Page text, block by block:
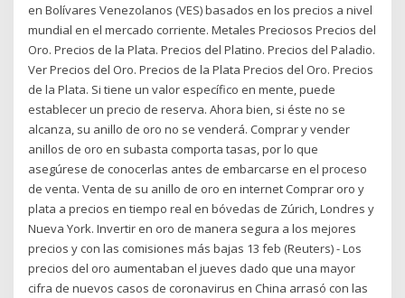
en Bolívares Venezolanos (VES) basados en los precios a nivel
mundial en el mercado corriente. Metales Preciosos Precios del
Oro. Precios de la Plata. Precios del Platino. Precios del Paladio.
Ver Precios del Oro. Precios de la Plata Precios del Oro. Precios
de la Plata. Si tiene un valor específico en mente, puede
establecer un precio de reserva. Ahora bien, si éste no se
alcanza, su anillo de oro no se venderá. Comprar y vender
anillos de oro en subasta comporta tasas, por lo que
asegúrese de conocerlas antes de embarcarse en el proceso
de venta. Venta de su anillo de oro en internet Comprar oro y
plata a precios en tiempo real en bóvedas de Zúrich, Londres y
Nueva York. Invertir en oro de manera segura a los mejores
precios y con las comisiones más bajas 13 feb (Reuters) - Los
precios del oro aumentaban el jueves dado que una mayor
cifra de nuevos casos de coronavirus en China arrasó con las